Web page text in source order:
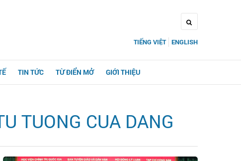
TIẾNG VIỆT ENGLISH
TIN TỨC TỪ ĐIỂN MỞ GIỚI THIỆU
TUONG CUA DANG